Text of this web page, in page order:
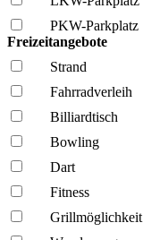
PKW-Parkplatz
Freizeitangebote
Strand
Fahrrad­verleih
Billiardtisch
Bowling
Dart
Fitness
Grillmöglich­keit